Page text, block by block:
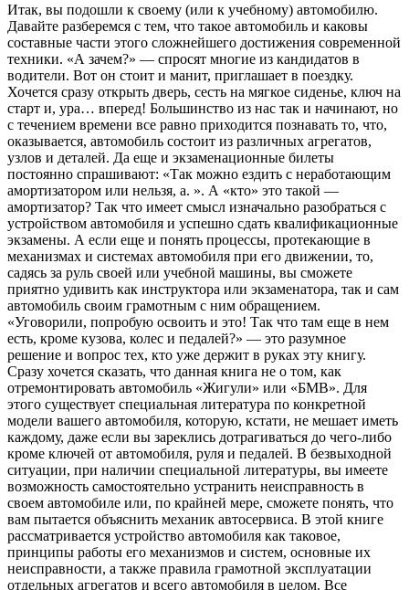
Итак, вы подошли к своему (или к учебному) автомобилю.
Давайте разберемся с тем, что такое автомобиль и каковы
составные части этого сложнейшего достижения современной
техники. «А зачем?» — спросят многие из кандидатов в
водители. Вот он стоит и манит, приглашает в поездку.
Хочется сразу открыть дверь, сесть на мягкое сиденье, ключ на
старт и, ура… вперед! Большинство из нас так и начинают, но
с течением времени все равно приходится познавать то, что,
оказывается, автомобиль состоит из различных агрегатов,
узлов и деталей. Да еще и экзаменационные билеты
постоянно спрашивают: «Так можно ездить с неработающим
амортизатором или нельзя, а. ». А «кто» это такой —
амортизатор? Так что имеет смысл изначально разобраться с
устройством автомобиля и успешно сдать квалификационные
экзамены. А если еще и понять процессы, протекающие в
механизмах и системах автомобиля при его движении, то,
садясь за руль своей или учебной машины, вы сможете
приятно удивить как инструктора или экзаменатора, так и сам
автомобиль своим грамотным с ним обращением.
«Уговорили, попробую освоить и это! Так что там еще в нем
есть, кроме кузова, колес и педалей?» — это разумное
решение и вопрос тех, кто уже держит в руках эту книгу.
Сразу хочется сказать, что данная книга не о том, как
отремонтировать автомобиль «Жигули» или «БМВ». Для
этого существует специальная литература по конкретной
модели вашего автомобиля, которую, кстати, не мешает иметь
каждому, даже если вы зареклись дотрагиваться до чего-либо
кроме ключей от автомобиля, руля и педалей. В безвыходной
ситуации, при наличии специальной литературы, вы имеете
возможность самостоятельно устранить неисправность в
своем автомобиле или, по крайней мере, сможете понять, что
вам пытается объяснить механик автосервиса. В этой книге
рассматривается устройство автомобиля как таковое,
принципы работы его механизмов и систем, основные их
неисправности, а также правила грамотной эксплуатации
отдельных агрегатов и всего автомобиля в целом. Все